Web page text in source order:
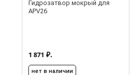
Гидрозатвор мокрый для
APV26
1 871 ₽.
нет в наличии